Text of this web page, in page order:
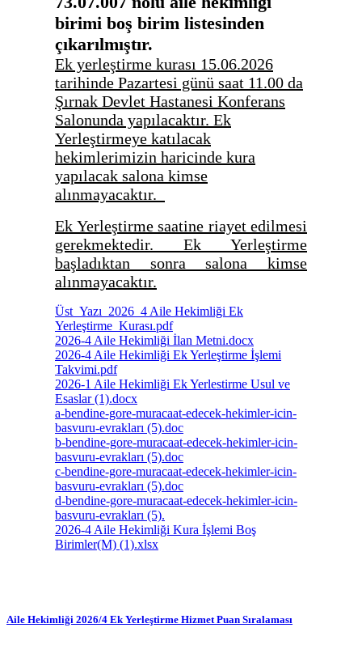
birimi boş birim listesinden
çıkarılmıştır.
Ek yerleştirme kurası 15.06.2026
tarihinde Pazartesi günü saat 11.00 da
Şırnak Devlet Hastanesi Konferans
Salonunda yapılacaktır. Ek
Yerleştirmeye katılacak
hekimlerimizin haricinde kura
yapılacak salona kimse
alınmayacaktır.
Ek Yerleştirme saatine riayet edilmesi
gerekmektedir. Ek Yerleştirme
başladıktan sonra salona kimse
alınmayacaktır.
Üst_Yazı_2026_4 Aile Hekimliği Ek
Yerleştirme_Kurası.pdf
2026-4 Aile Hekimliği İlan Metni.docx
2026-4 Aile Hekimliği Ek Yerleştirme İşlemi
Takvimi.pdf
2026-1 Aile Hekimliği Ek Yerlestirme Usul ve
Esaslar (1).docx
a-bendine-gore-muracaat-edecek-hekimler-icin-
basvuru-evrakları (5).doc
b-bendine-gore-muracaat-edecek-hekimler-icin-
basvuru-evrakları (5).doc
c-bendine-gore-muracaat-edecek-hekimler-icin-
basvuru-evrakları (5).doc
d-bendine-gore-muracaat-edecek-hekimler-icin-
basvuru-evrakları (5).
2026-4 Aile Hekimliği Kura İşlemi Boş
Birimler(M) (1).xlsx
Aile Hekimliği 2026/4 Ek Yerleştirme Hizmet Puan Sıralaması